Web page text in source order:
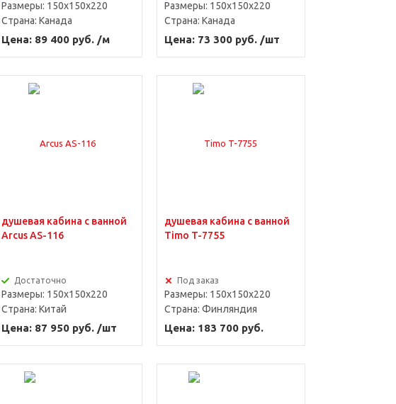
Размеры: 150x150x220
Страна: Канада
Цена: 89 400 руб. /м
Размеры: 150x150x220
Страна: Канада
Цена: 73 300 руб. /шт
душевая кабина с ванной
Arcus AS-116
Достаточно
Размеры: 150x150x220
Страна: Китай
Цена: 87 950 руб. /шт
душевая кабина с ванной
Timo T-7755
Под заказ
Размеры: 150x150x220
Страна: Финляндия
Цена: 183 700 руб.